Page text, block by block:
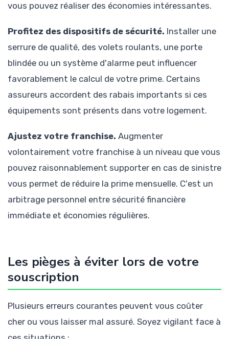
vous pouvez réaliser des économies intéressantes.
Profitez des dispositifs de sécurité. Installer une
serrure de qualité, des volets roulants, une porte
blindée ou un système d'alarme peut influencer
favorablement le calcul de votre prime. Certains
assureurs accordent des rabais importants si ces
équipements sont présents dans votre logement.
Ajustez votre franchise. Augmenter
volontairement votre franchise à un niveau que vous
pouvez raisonnablement supporter en cas de sinistre
vous permet de réduire la prime mensuelle. C'est un
arbitrage personnel entre sécurité financière
immédiate et économies régulières.
Les pièges à éviter lors de votre
souscription
Plusieurs erreurs courantes peuvent vous coûter
cher ou vous laisser mal assuré. Soyez vigilant face à